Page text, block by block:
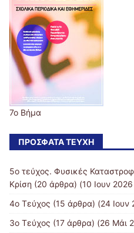
7o Βήμα
ΠΡΌΣΦΑΤΑ ΤΕΎΧΗ
5ο τεύχος. Φυσικές
Κρίση (20 άρθρα) (10 Ιουν 2026
4ο Τεύχος (15 άρθρα) (24 Ιουν
3ο Τεύχος (17 άρθρα) (26 Μάι